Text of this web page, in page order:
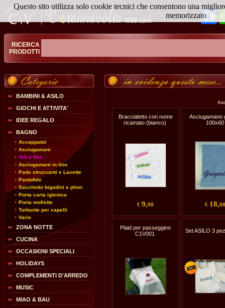
RICERCA
PRODOTTI
BAMBINI & ASILO
GIOCHI E ATTIVITA'
IDEE REGALO
BAGNO
Accappatoi
Asciugamani
Teli e Set
Asciugamani in lino
Pads struccanti e Lavette
Pantofole
Sacchetto bigodini e phon
Porta carta igienica
Porta mollette
Turbante per capelli
Varie
ZONA NOTTE
CUCINA
OCCASIONI SPECIALI
HOLIDAYS
COMPLEMENTI D'ARREDO
MUSIC
MIAO & BAU
Braccialetto con nome
ricamato (bianco)
€ 9,90
Asciugamano
100x60
€ 18,00
Plaid per passeggino
C1V001
Set ASILO 3
Questo sito utilizza solo cookie tecnici che consentono una
memorizzato